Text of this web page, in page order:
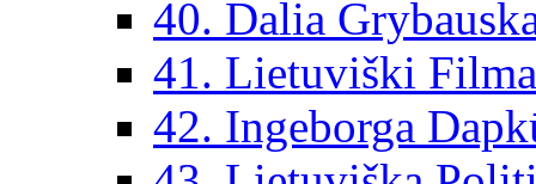
40. Dalia
41. Lietuviški
42. Ingeborga